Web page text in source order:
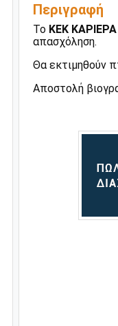
Περιγραφή
Το ΚΕΚ ΚΑΡΙΕΡΑ
απασχόληση.
Θα εκτιμηθούν
Αποστολή